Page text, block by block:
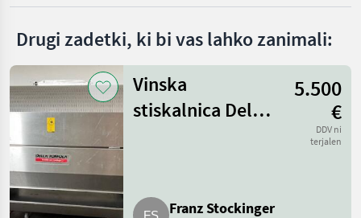
Drugi zadetki, ki bi vas lahko zanimali:
Vinska
stiskalnica Della
5.500
€
DDV ni
terjalen
Franz Stockinger